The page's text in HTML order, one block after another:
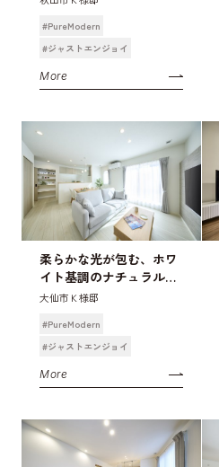
#PureModern
#ジャストエンジョイ
More
柔らかな光が包む、ホワ
イト基調のナチュラルモ
ダンな家
大仙市Ｋ様邸
#PureModern
#ジャストエンジョイ
More